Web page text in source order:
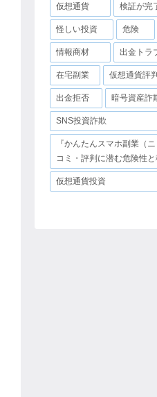
仮想通貨 検証が完
怪しい投資 危険
情報商材 出金トラ
在宅副業 仮想通貨評判
出金拒否 暗号資産詐
SNS投資詐欺
『かんたんスマホ副業（
コミ・評判に潜む危険性
仮想通貨投資